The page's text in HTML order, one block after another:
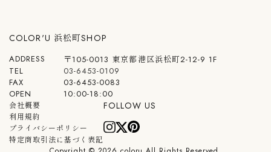
COLOR'U 浜松町SHOP
ADDRESS
〒105-0013 東京都港区浜松町2-12-9 1F
TEL
03-6453-0109
FAX
03-6453-0083
OPEN
10:00-18:00
会社概要
利用規約
プライバシーポリシー
特定商取引法に基づく表記
FOLLOW US
Instagram
TwitterPinterest